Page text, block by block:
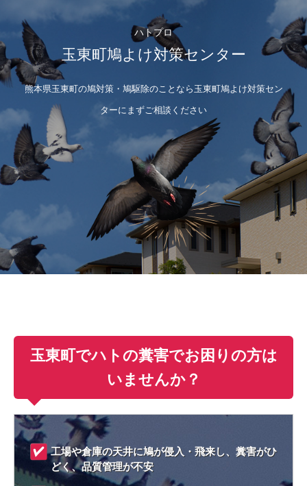
ハトプロ
玉東町鳩よけ対策センター
熊本県玉東町の鳩対策・鳩駆除のことなら玉東町鳩よけ対策セン
ターにまずご相談ください
玉東町でハトの糞害でお困りの方は
いませんか？
工場や倉庫の天井に鳩が侵入・飛来し、糞害がひ
どく、品質管理が不安